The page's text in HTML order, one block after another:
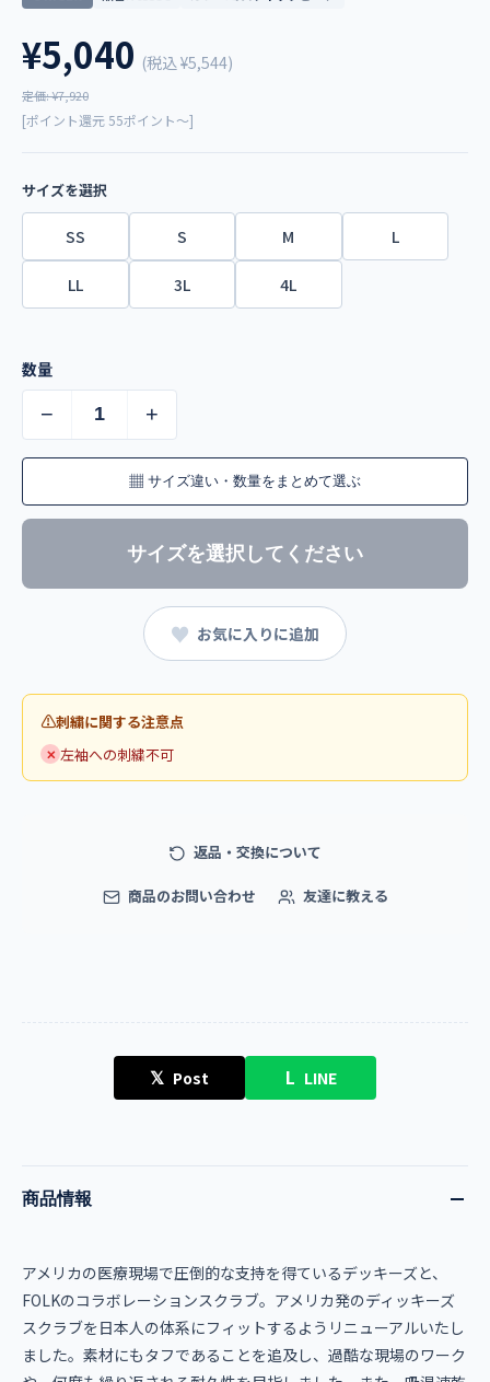
¥5,040 (税込¥5,544)
定価: ¥7,920
[ポイント還元 55ポイント～]
サイズを選択
SS S M L
LL 3L 4L
数量
− +
▦ サイズ違い・数量をまとめて選ぶ
サイズを選択してください
♥ お気に入りに追加
刺繍に関する注意点
✕ 左袖への刺繍不可
返品・交換について
商品のお問い合わせ 友達に教える
𝕏 Post L LINE
商品情報
アメリカの医療現場で圧倒的な支持を得ているデッキーズと、
FOLKのコラボレーションスクラブ。アメリカ発のディッキーズ
スクラブを日本人の体系にフィットするようリニューアルいたし
ました。素材にもタフであることを追及し、過酷な現場のワーク